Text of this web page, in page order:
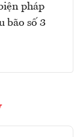
pháp
bão số 3